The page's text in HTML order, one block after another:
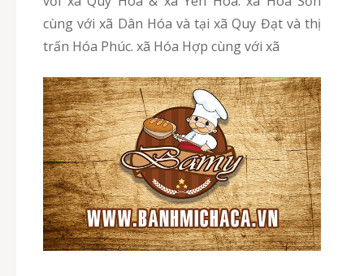
cùng với xã Dân Hóa và tại xã Quy Đạt và thị
trấn Hóa Phúc. xã Hóa Hợp cùng với xã